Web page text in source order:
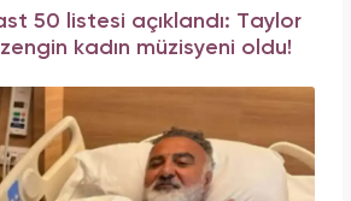
50 listesi açıklandı: Taylor
kadın müzisyeni oldu!